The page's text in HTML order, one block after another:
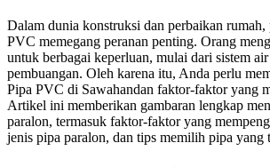
Dalam dunia konstruksi dan perbaikan rumah,
PVC memegang peranan penting. Orang
untuk berbagai keperluan, mulai dari sistem
pembuangan. Oleh karena itu, Anda perlu
Pipa PVC di Sawahandan faktor-faktor yang
Artikel ini memberikan gambaran lengkap
paralon, termasuk faktor-faktor yang
jenis pipa paralon, dan tips memilih pipa yang